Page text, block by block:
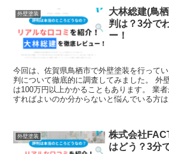
外壁塗装
大林総建(鳥
判は？3分で
ー！
今回は、佐賀県鳥栖市で外壁塗装を行って
判について徹底的に調査してみました。 外
は100万円以上かかることもあります。 業
すればよいのか分からないと悩んでいる方は
外壁塗装
株式会社
はどう？3分